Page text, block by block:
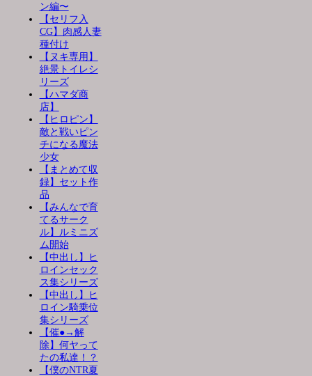
ン編〜
【セリフ入
CG】肉感人妻
種付け
【ヌキ専用】
絶景トイレシ
リーズ
【ハマダ商
店】
【ヒロピン】
敵と戦いピン
チになる魔法
少女
【まとめて収
録】セット作
品
【みんなで育
てるサーク
ル】ルミニズ
ム開始
【中出し】ヒ
ロインセック
ス集シリーズ
【中出し】ヒ
ロイン騎乗位
集シリーズ
【催●→解
除】何ヤって
たの私達！？
【僕のNTR夏